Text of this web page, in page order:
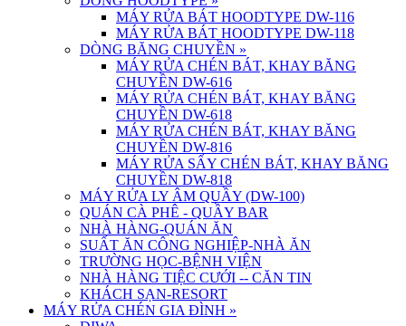
MÁY RỬA BÁT HOODTYPE DW-116
MÁY RỬA BÁT HOODTYPE DW-118
DÒNG BĂNG CHUYỀN »
MÁY RỬA CHÉN BÁT, KHAY BĂNG
CHUYỀN DW-616
MÁY RỬA CHÉN BÁT, KHAY BĂNG
CHUYỀN DW-618
MÁY RỬA CHÉN BÁT, KHAY BĂNG
CHUYỀN DW-816
MÁY RỬA SẤY CHÉN BÁT, KHAY BĂNG
CHUYỀN DW-818
MÁY RỬA LY ÂM QUẦY (DW-100)
QUÁN CÀ PHÊ - QUẦY BAR
NHÀ HÀNG-QUÁN ĂN
SUẤT ĂN CÔNG NGHIỆP-NHÀ ĂN
TRƯỜNG HỌC-BỆNH VIỆN
NHÀ HÀNG TIỆC CƯỚI -- CĂN TIN
KHÁCH SẠN-RESORT
MÁY RỬA CHÉN GIA ĐÌNH »